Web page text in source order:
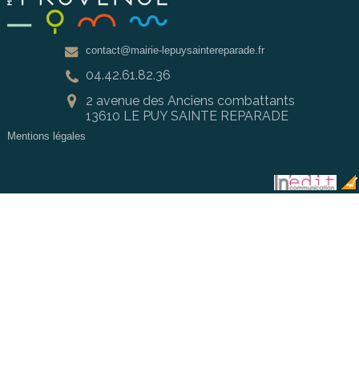
contact@mairie-lepuysaintereparade.fr
04.42.61.82.36
2 avenue des Anciens combattants
13610 LE PUY SAINTE REPARADE
Mentions légales